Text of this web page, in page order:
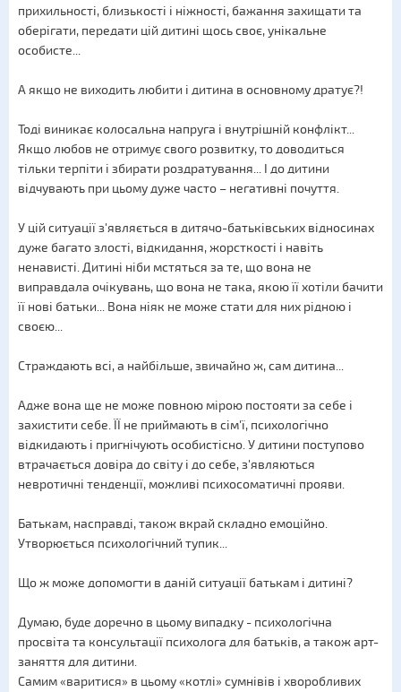
прихильності, близькості і ніжності, бажання захищати та
оберігати, передати цій дитині щось своє, унікальне
особисте...
А якщо не виходить любити і дитина в основному дратує?!
Тоді виникає колосальна напруга і внутрішній конфлікт...
Якщо любов не отримує свого розвитку, то доводиться
тільки терпіти і збирати роздратування... І до дитини
відчувають при цьому дуже часто – негативні почуття.
У цій ситуації з'являється в дитячо-батьківських відносинах
дуже багато злості, відкидання, жорсткості і навіть
ненависті. Дитині ніби мстяться за те, що вона не
виправдала очікувань, що вона не така, якою її хотіли бачити
її нові батьки... Вона ніяк не може стати для них рідною і
своєю...
Страждають всі, а найбільше, звичайно ж, сам дитина...
Адже вона ще не може повною мірою постояти за себе і
захистити себе. ЇЇ не приймають в сім'ї, психологічно
відкидають і пригнічують особистісно. У дитини поступово
втрачається довіра до світу і до себе, з'являються
невротичні тенденції, можливі психосоматичні прояви.
Батькам, насправді, також вкрай складно емоційно.
Утворюється психологічний тупик...
Що ж може допомогти в даній ситуації батькам і дитині?
Думаю, буде доречно в цьому випадку - психологічна
просвіта та консультації психолога для батьків, а також арт-
заняття для дитини.
Самим «варитися» в цьому «котлі» сумнівів і хворобливих